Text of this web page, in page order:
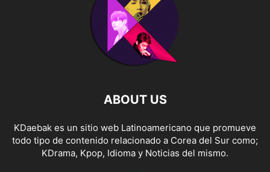
ABOUT US
KDaebak es un sitio web Latinoamericano que promueve
todo tipo de contenido relacionado a Corea del Sur como;
KDrama, Kpop, Idioma y Noticias del mismo.